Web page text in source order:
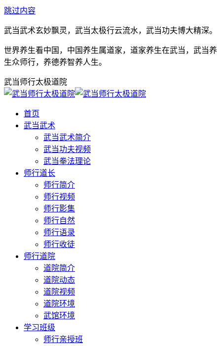
跳过内容
武当武术玄妙飘灵，武当太极行云流水，武当功夫博大精深。
世界养生看中国，中国养生属道家，道家养生在武当，武当养
生众师行，养德养智养人生。
武当师行太极道院
首页
武当武术
武当武术简介
武当功夫视频
武当拳法理论
师行道长
师行简介
师行视频
师行影集
师行自然
师行语录
师行收徒
师行道院
道院简介
道院动态
道院视频
道院环境
武馆环境
学习班级
师行亲授班